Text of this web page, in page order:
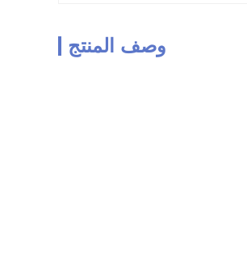
وصف المنتج